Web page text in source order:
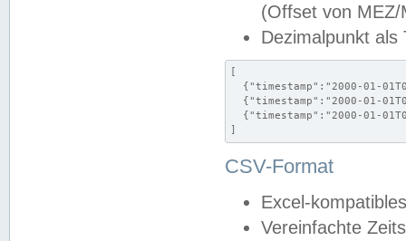
(Offset von MEZ/
Dezimalpunkt als
[
{"timestamp":"2000-01-
{"timestamp":"2000-01-
{"timestamp":"2000-01-
]
CSV-Format
Excel-
Vereinfachte